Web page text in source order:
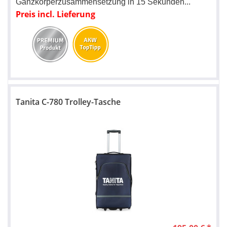
Ganzkörperzusammensetzung in 15 Sekunden...
Preis incl. Lieferung
Tanita C-780 Trolley-Tasche